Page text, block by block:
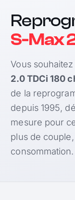
S-Max
Vous
2.0 TDCi 180
de la
depuis 1995,
mesure pour
plus de
consommation.